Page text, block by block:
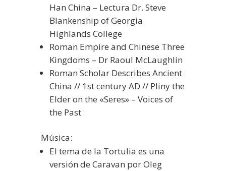
Han China – Lectura Dr. Steve
Blankenship of Georgia
Highlands College
Roman Empire and Chinese Three
Kingdoms – Dr Raoul McLaughlin
Roman Scholar Describes Ancient
China // 1st century AD // Pliny the
Elder on the «Seres» – Voices of
the Past
Música:
El tema de la Tortulia es una
versión de Caravan por Oleg